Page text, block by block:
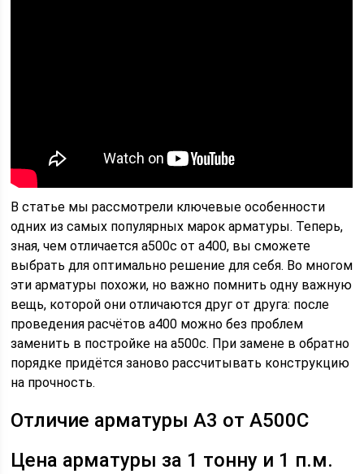
В статье мы рассмотрели ключевые особенности
одних из самых популярных марок арматуры. Теперь,
зная, чем отличается а500с от а400, вы сможете
выбрать для оптимально решение для себя. Во многом
эти арматуры похожи, но важно помнить одну важную
вещь, которой они отличаются друг от друга: после
проведения расчётов а400 можно без проблем
заменить в постройке на а500с. При замене в обратно
порядке придётся заново рассчитывать конструкцию
на прочность.
Отличие арматуры А3 от А500С
Цена арматуры за 1 тонну и 1 п.м.